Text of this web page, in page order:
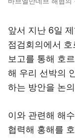
앞서 지난 6일
점검회의에서
보고를 통해 호
해 우리 선박의
하는 방안을 논
이와 관련해 해
협력해 홍해를